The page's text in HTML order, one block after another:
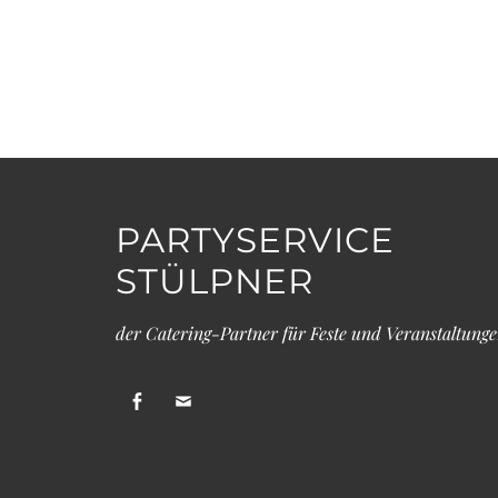
PARTYSERVICE
STÜLPNER
der Catering-Partner für Feste und